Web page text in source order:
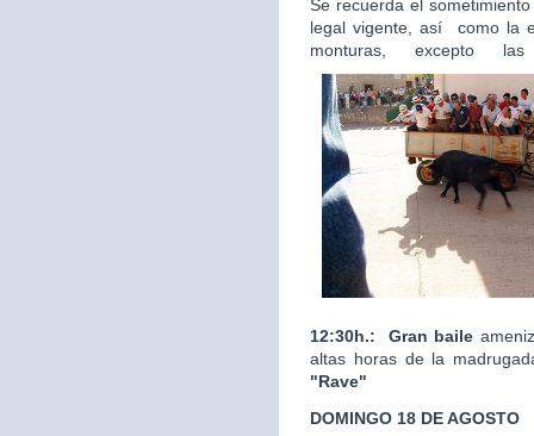
Se recuerda el
legal vigente, así como la
monturas, excepto
12:30h.: Gran baile
altas horas de la
"Rave"
DOMINGO 18 DE AGOSTO